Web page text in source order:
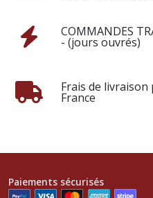
COMMANDES
- (jours ouvrés)
Frais de
France
Paiements sécurisés